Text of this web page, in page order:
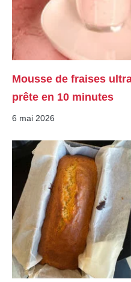
Mousse de fraises
prête en 10 minutes
6 mai 2026